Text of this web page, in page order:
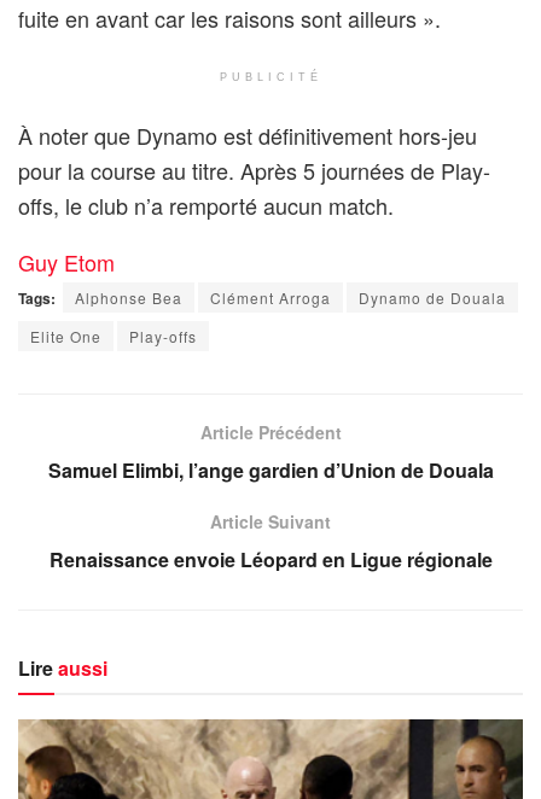
fuite en avant car les raisons sont ailleurs ».
PUBLICITÉ
À noter que Dynamo est définitivement hors-jeu
pour la course au titre. Après 5 journées de Play-
offs, le club n’a remporté aucun match.
Guy Etom
Tags: Alphonse Bea Clément Arroga
Dynamo de Douala
Elite One
Play-offs
Article Précédent
Samuel Elimbi, l’ange gardien d’Union de Douala
Article Suivant
Renaissance envoie Léopard en Ligue régionale
Lireaussi